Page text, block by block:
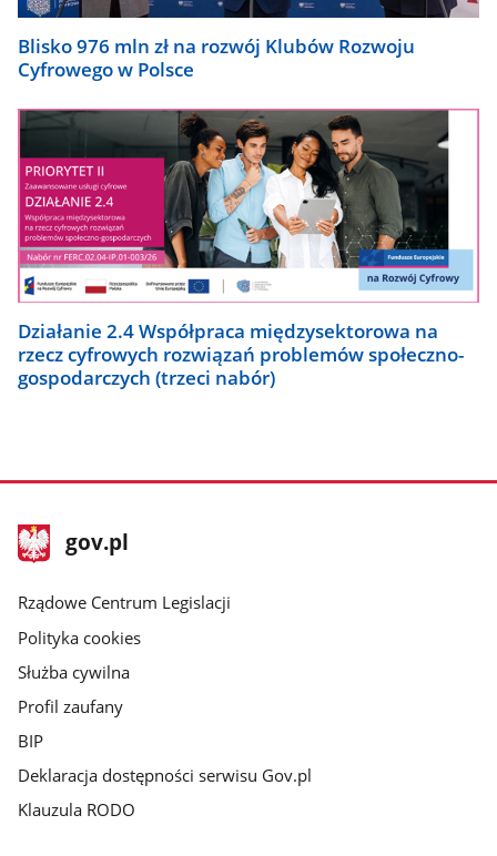
Blisko 976 mln zł na rozwój Klubów Rozwoju
Cyfrowego w Polsce
Działanie 2.4 Współpraca międzysektorowa na
rzecz cyfrowych rozwiązań problemów społeczno-
gospodarczych (trzeci nabór)
stopka
gov.plStrona
gov.pl
Rządowe Centrum Legislacji
Polityka cookies
Służba cywilna
Profil zaufany
BIP
Deklaracja dostępności serwisu Gov.pl
Klauzula RODO